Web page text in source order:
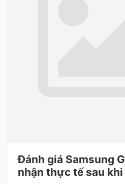
Đánh giá Samsung
nhận thực tế sau